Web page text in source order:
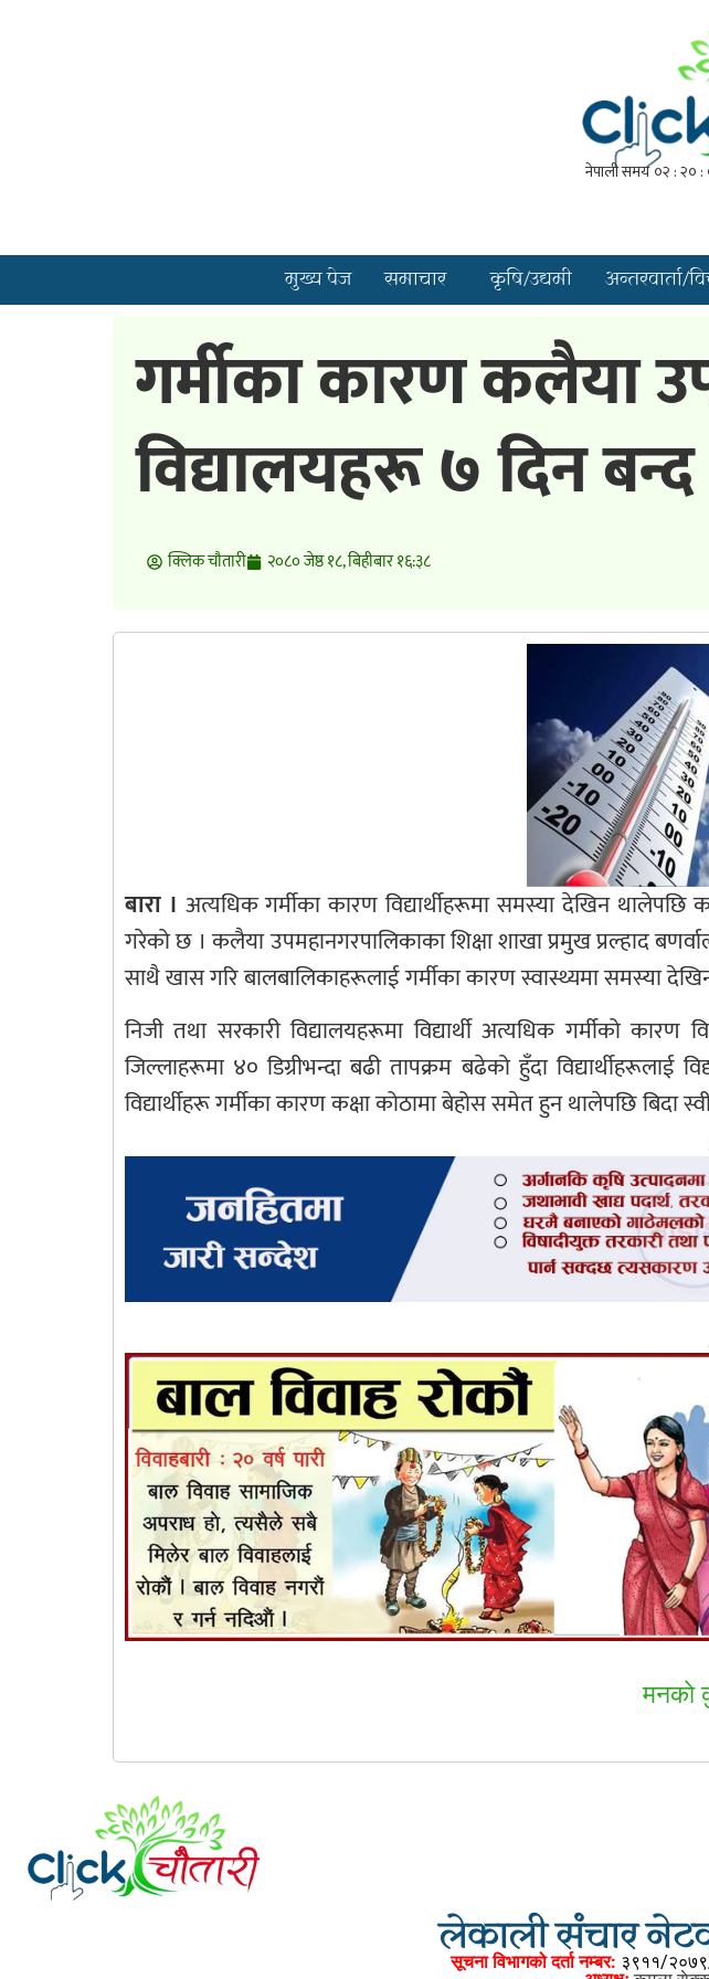
मुख्य पेज समाचार कृषि/उद्यमी अन्तरवार्ता/
गर्मीका कारण कलैया
विद्यालयहरू ७ दिन बन्द
क्लिक चाैतारी २०८० जेष्ठ १८, बिहीबार १६:३८
बारा । अत्यधिक गर्मीका कारण विद्यार्थीहरूमा समस्या देखिन थालेपछि
गरेको छ । कलैया उपमहानगरपालिकाका शिक्षा शाखा प्रमुख प्रल्हाद
साथै खास गरि बालबालिकाहरूलाई गर्मीका कारण स्वास्थ्यमा समस्या
निजी तथा सरकारी विद्यालयहरूमा विद्यार्थी अत्यधिक गर्मीको
जिल्लाहरूमा ४० डिग्रीभन्दा बढी तापक्रम बढेको हुँदा
विद्यार्थीहरू गर्मीका कारण कक्षा कोठामा बेहोस समेत हुन थालेपछि बिदा
मनकाे
लेकाली संचार
सूचना विभागको दर्ता नम्बर: ३९११/